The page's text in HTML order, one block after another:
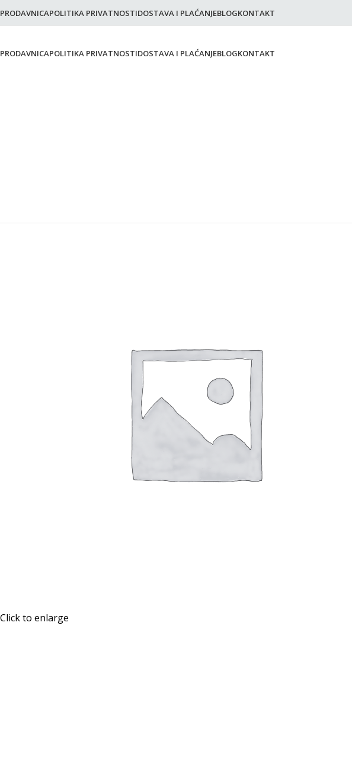
PRODAVNICAPOLITIKA PRIVATNOSTIDOSTAVA I PLAĆANJEBLOGKONTAKT
PRODAVNICAPOLITIKA PRIVATNOSTIDOSTAVA I PLAĆANJEBLOGKONTAKT
Click to enlarge